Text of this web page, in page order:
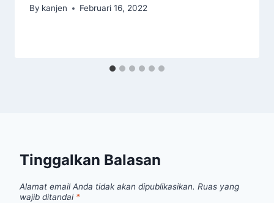
By kanjen Februari 16, 2022
Tinggalkan Balasan
Alamat email Anda tidak akan dipublikasikan. Ruas yang
wajib ditandai *